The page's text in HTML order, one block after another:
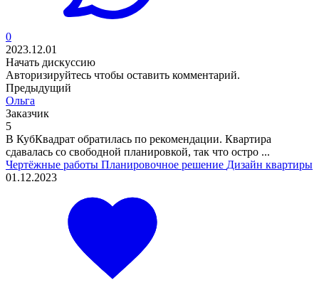
0
2023.12.01
Начать дискуссию
Авторизируйтесь чтобы оставить комментарий.
Предыдущий
Ольга
Заказчик
5
В КубКвадрат обратилась по рекомендации. Квартира
сдавалась со свободной планировкой, так что остро ...
Чертёжные работы Планировочное решение Дизайн квартиры
01.12.2023